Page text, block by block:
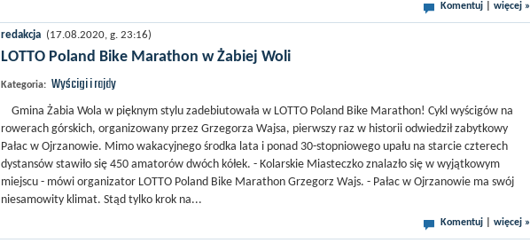
Komentuj więcej »
redakcja (17.08.2020, g. 23:16)
LOTTO Poland Bike Marathon w Żabiej Woli
Kategoria: Wyścigi i rajdy
Gmina Żabia Wola w pięknym stylu zadebiutowała w LOTTO Poland Bike Marathon! Cykl wyścigów na
rowerach górskich, organizowany przez Grzegorza Wajsa, pierwszy raz w historii odwiedził zabytkowy
Pałac w Ojrzanowie. Mimo wakacyjnego środka lata i ponad 30-stopniowego upału na starcie czterech
dystansów stawiło się 450 amatorów dwóch kółek. - Kolarskie Miasteczko znalazło się w wyjątkowym
miejscu - mówi organizator LOTTO Poland Bike Marathon Grzegorz Wajs. - Pałac w Ojrzanowie ma swój
niesamowity klimat. Stąd tylko krok na...
Komentuj więcej »